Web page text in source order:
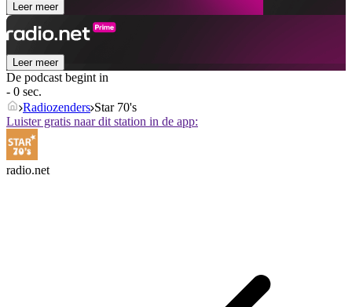
Leer meer
Leer meer
De podcast begint in
- 0 sec.
Radiozenders Star 70's
Luister gratis naar dit station in de app:
radio.net